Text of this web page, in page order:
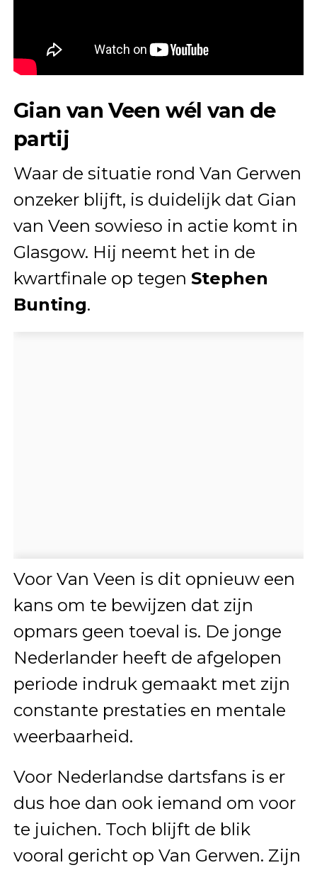
Gian van Veen wél van de
partij
Waar de situatie rond Van Gerwen
onzeker blijft, is duidelijk dat Gian
van Veen sowieso in actie komt in
Glasgow. Hij neemt het in de
kwartfinale op tegen Stephen
Bunting.
Voor Van Veen is dit opnieuw een
kans om te bewijzen dat zijn
opmars geen toeval is. De jonge
Nederlander heeft de afgelopen
periode indruk gemaakt met zijn
constante prestaties en mentale
weerbaarheid.
Voor Nederlandse dartsfans is er
dus hoe dan ook iemand om voor
te juichen. Toch blijft de blik
vooral gericht op Van Gerwen. Zijn